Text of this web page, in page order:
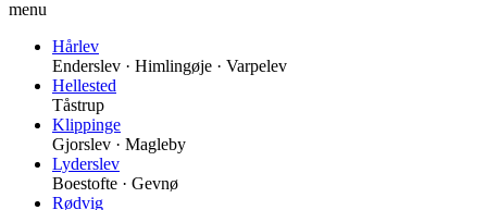
menu
Hårlev
Enderslev · Himlingøje · Varpelev
Hellested
Tåstrup
Klippinge
Gjorslev · Magleby
Lyderslev
Boestofte · Gevnø
Rødvig